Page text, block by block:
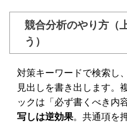
競合分析のやり方（
う）
対策キーワードで検索し
見出しを書き出します。
ックは「必ず書くべき内
写しは逆効果。共通項を